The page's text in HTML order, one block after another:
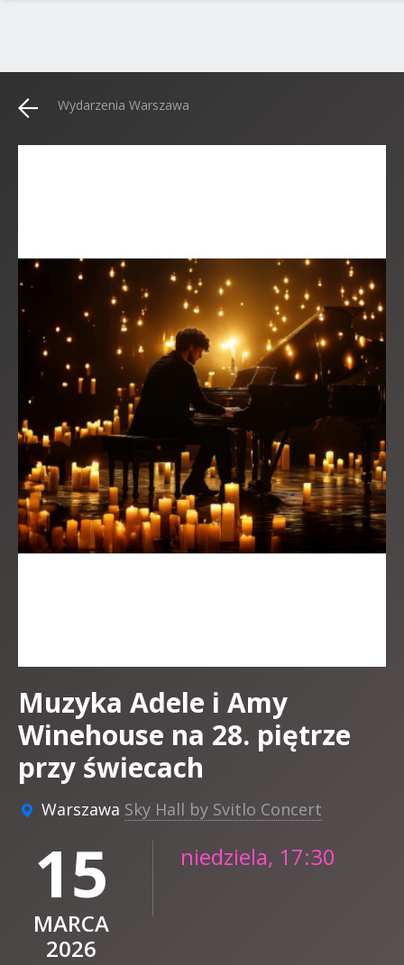
Wydarzenia Warszawa
Muzyka Adele i Amy
Winehouse na 28. piętrze
przy świecach
Warszawa Sky Hall by Svitlo Concert
15
MARCA
2026
niedziela, 17:30